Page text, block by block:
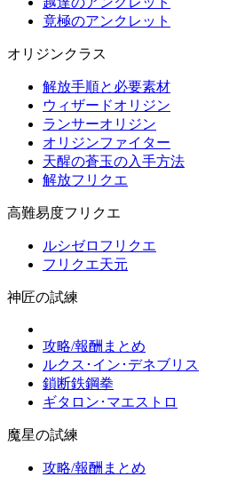
竟極のアンクレット
オリジンクラス
解放手順と必要素材
ウィザードオリジン
ランサーオリジン
オリジンファイター
天醒の蒼玉の入手方法
解放フリクエ
高難易度フリクエ
ルシゼロフリクエ
フリクエ天元
神匠の試練
攻略/報酬まとめ
ルクス･イン･デネブリス
鎖断鉄鋼拳
ギタロン･マエストロ
魔星の試練
攻略/報酬まとめ